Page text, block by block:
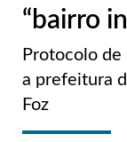
“bairro
Protocolo
a prefeitura
Foz